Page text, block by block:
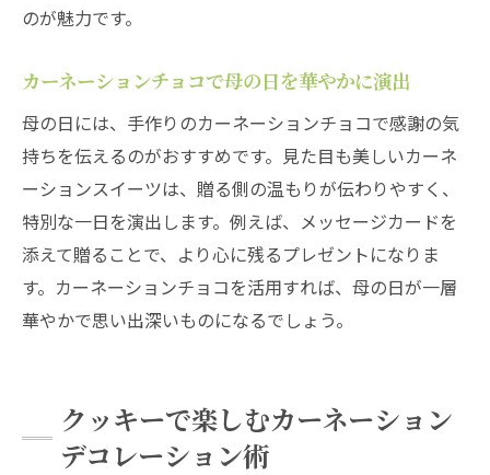
のが魅力です。
カーネーションチョコで母の日を華やかに演出
母の日には、手作りのカーネーションチョコで感謝の気
持ちを伝えるのがおすすめです。見た目も美しいカーネ
ーションスイーツは、贈る側の温もりが伝わりやすく、
特別な一日を演出します。例えば、メッセージカードを
添えて贈ることで、より心に残るプレゼントになりま
す。カーネーションチョコを活用すれば、母の日が一層
華やかで思い出深いものになるでしょう。
クッキーで楽しむカーネーション
デコレーション術